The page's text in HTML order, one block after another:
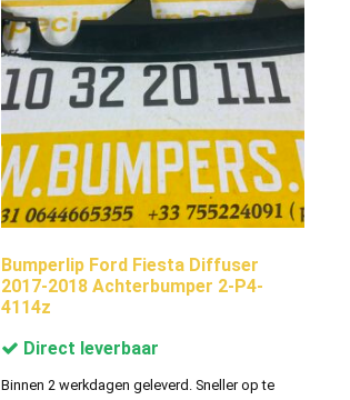
Bumperlip Ford Fiesta Diffuser
2017-2018 Achterbumper 2-P4-
4114z
Direct leverbaar
Binnen 2 werkdagen geleverd. Sneller op te